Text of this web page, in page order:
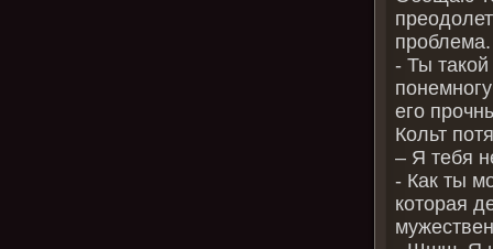
проблема.
- Ты такой
его
Кольт
– Я тебя
- Как ты
которая